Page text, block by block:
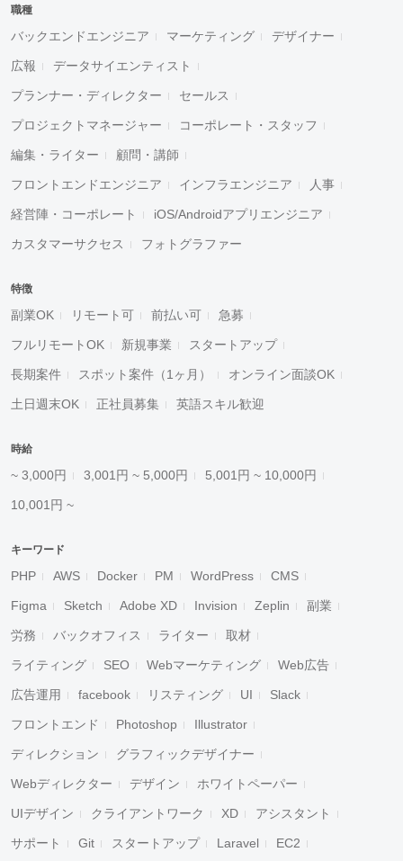
職種
バックエンドエンジニア マーケティング デザイナー
広報 データサイエンティスト
プランナー・ディレクター セールス
プロジェクトマネージャー コーポレート・スタッフ
編集・ライター 顧問・講師
フロントエンドエンジニア インフラエンジニア 人事
経営陣・コーポレート iOS/Androidアプリエンジニア
カスタマーサクセス フォトグラファー
特徴
副業OK リモート可 前払い可 急募
フルリモートOK 新規事業 スタートアップ
長期案件 スポット案件（1ヶ月） オンライン面談OK
土日週末OK 正社員募集 英語スキル歓迎
時給
~ 3,000円 3,001円 ~ 5,000円 5,001円 ~ 10,000円
10,001円 ~
キーワード
PHP AWS Docker PM WordPress CMS
Figma Sketch Adobe XD Invision Zeplin 副業
労務 バックオフィス ライター 取材
ライティング SEO Webマーケティング Web広告
広告運用 facebook リスティング UI Slack
フロントエンド Photoshop Illustrator
ディレクション グラフィックデザイナー
Webディレクター デザイン ホワイトペーパー
UIデザイン クライアントワーク XD アシスタント
サポート Git スタートアップ Laravel EC2